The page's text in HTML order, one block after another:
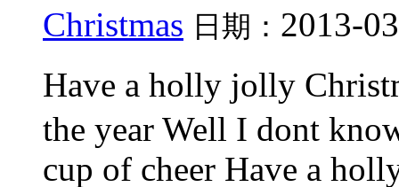
Christmas 日期： 2013-
Have a holly jolly
the year Well I dont
cup of cheer Have a